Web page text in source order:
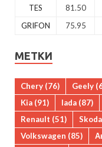
TES
81.50
GRIFON
75.95
МЕТКИ
Chery (76) Geely
Kia (91) lada (87)
Renault (51) Skoda
Volkswagen (85)